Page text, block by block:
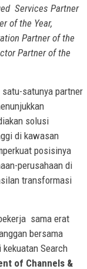
Services Partner
of the Year,
Partner of the
Partner of the
satunya partner
solusi
di kawasan
posisinya
perusahaan di
transformasi
sama erat
bersama
Search
of Channels &